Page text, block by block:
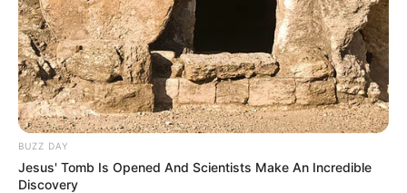
Bibi dari tiga saudara perempuan berusia 57 tahun, saudara ipar
Cheol-soo, kakak perempuan Taeng Ja
Lee Byung Joon sebagai Han Dol Se
Ayah Han Ye Seul berusia 59 tahun, junior dari kampung
halaman Lee Chul Soo
PEMERAN PENDUKUNG
BUZZ DAY
Jesus' Tomb Is Opened And Scientists Make An Incredible
Discovery